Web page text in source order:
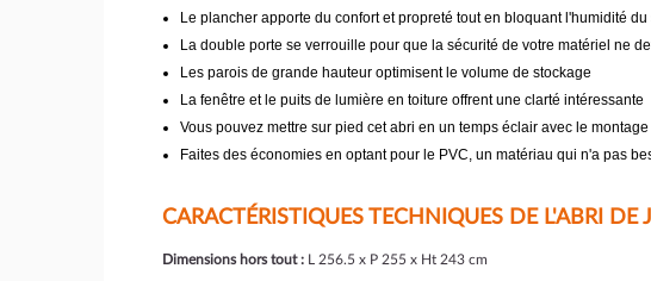
Le plancher apporte du confort et propreté tout en bloquant l'humidité du
La double porte se verrouille pour que la sécurité de votre matériel ne
Les parois de grande hauteur optimisent le volume de stockage
La fenêtre et le puits de lumière en toiture offrent une clarté intéressante
Vous pouvez mettre sur pied cet abri en un temps éclair avec le
Faites des économies en optant pour le PVC, un matériau qui n'a pas
CARACTÉRISTIQUES TECHNIQUES DE L'ABRI DE
Dimensions hors tout : L 256.5 x P 255 x Ht 243 cm